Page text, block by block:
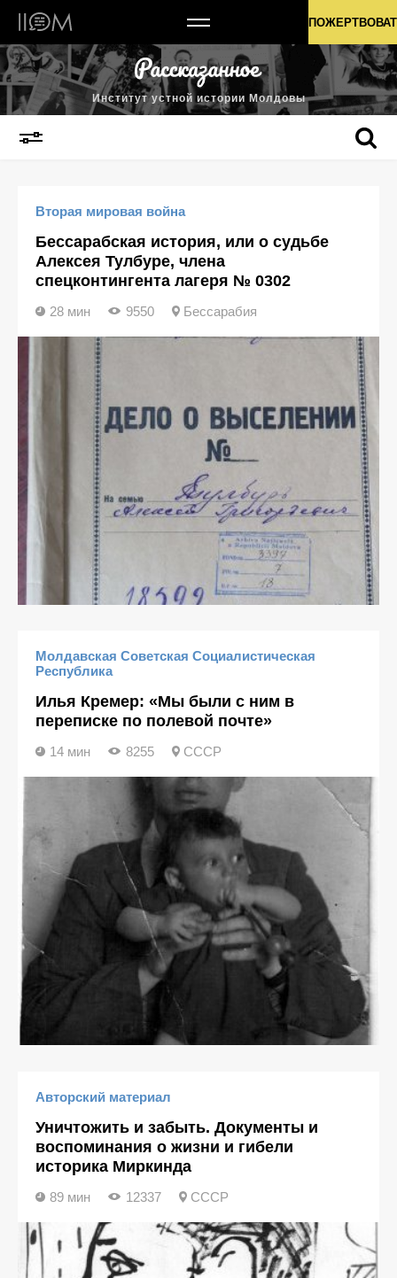
Институт устной истории Молдовы
Институт устной истории Молдовы
Вторая мировая война
Бессарабская история, или о судьбе
Алексея Тулбуре, члена
спецконтингента лагеря № 0302
28 мин 9550 Бессарабия
Молдавская Советская Социалистическая
Республика
Илья Кремер: «Мы были с ним в
переписке по полевой почте»
14 мин 8255 СССР
Авторский материал
Уничтожить и забыть. Документы и
воспоминания о жизни и гибели
историка Миркинда
89 мин 12337 СССР